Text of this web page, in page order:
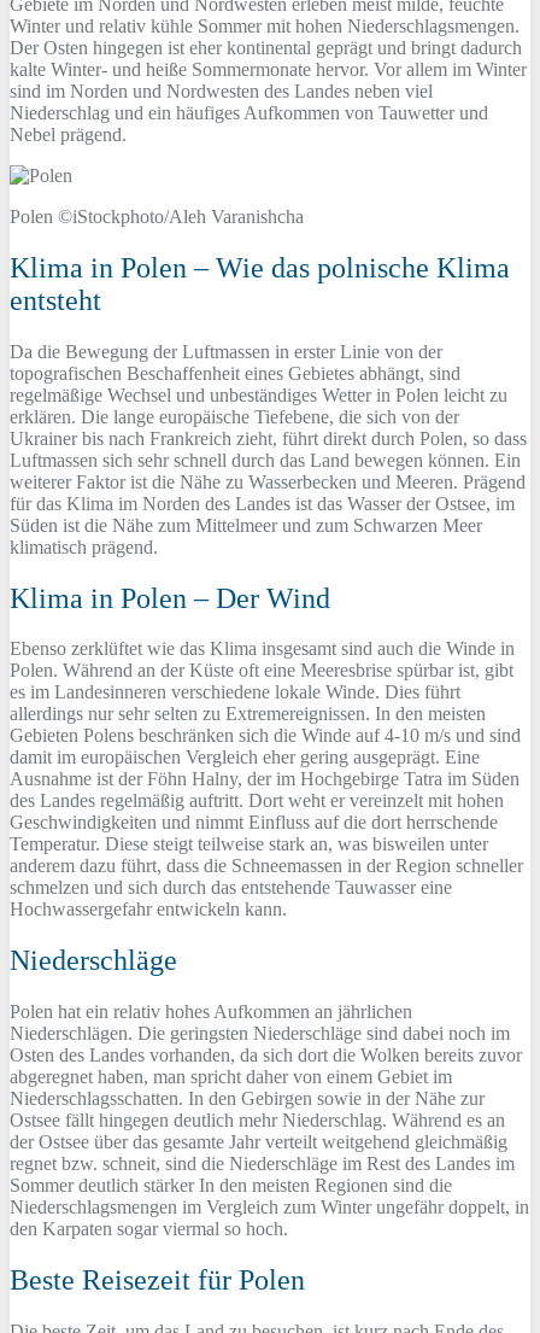
Winter und relativ kühle Sommer mit hohen Niederschlagsmengen.
Der Osten hingegen ist eher kontinental geprägt und bringt dadurch
kalte Winter- und heiße Sommermonate hervor. Vor allem im Winter
sind im Norden und Nordwesten des Landes neben viel
Niederschlag und ein häufiges Aufkommen von Tauwetter und
Nebel prägend.
Polen ©iStockphoto/Aleh Varanishcha
Klima in Polen – Wie das polnische Klima
entsteht
Da die Bewegung der Luftmassen in erster Linie von der
topografischen Beschaffenheit eines Gebietes abhängt, sind
regelmäßige Wechsel und unbeständiges Wetter in Polen leicht zu
erklären. Die lange europäische Tiefebene, die sich von der
Ukrainer bis nach Frankreich zieht, führt direkt durch Polen, so dass
Luftmassen sich sehr schnell durch das Land bewegen können. Ein
weiterer Faktor ist die Nähe zu Wasserbecken und Meeren. Prägend
für das Klima im Norden des Landes ist das Wasser der Ostsee, im
Süden ist die Nähe zum Mittelmeer und zum Schwarzen Meer
klimatisch prägend.
Klima in Polen – Der Wind
Ebenso zerklüftet wie das Klima insgesamt sind auch die Winde in
Polen. Während an der Küste oft eine Meeresbrise spürbar ist, gibt
es im Landesinneren verschiedene lokale Winde. Dies führt
allerdings nur sehr selten zu Extremereignissen. In den meisten
Gebieten Polens beschränken sich die Winde auf 4-10 m/s und sind
damit im europäischen Vergleich eher gering ausgeprägt. Eine
Ausnahme ist der Föhn Halny, der im Hochgebirge Tatra im Süden
des Landes regelmäßig auftritt. Dort weht er vereinzelt mit hohen
Geschwindigkeiten und nimmt Einfluss auf die dort herrschende
Temperatur. Diese steigt teilweise stark an, was bisweilen unter
anderem dazu führt, dass die Schneemassen in der Region schneller
schmelzen und sich durch das entstehende Tauwasser eine
Hochwassergefahr entwickeln kann.
Niederschläge
Polen hat ein relativ hohes Aufkommen an jährlichen
Niederschlägen. Die geringsten Niederschläge sind dabei noch im
Osten des Landes vorhanden, da sich dort die Wolken bereits zuvor
abgeregnet haben, man spricht daher von einem Gebiet im
Niederschlagsschatten. In den Gebirgen sowie in der Nähe zur
Ostsee fällt hingegen deutlich mehr Niederschlag. Während es an
der Ostsee über das gesamte Jahr verteilt weitgehend gleichmäßig
regnet bzw. schneit, sind die Niederschläge im Rest des Landes im
Sommer deutlich stärker In den meisten Regionen sind die
Niederschlagsmengen im Vergleich zum Winter ungefähr doppelt, in
den Karpaten sogar viermal so hoch.
Beste Reisezeit für Polen